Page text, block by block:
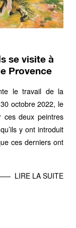
se visite à
Provence
le travail de la
octobre 2022, le
ces deux peintres
y ont introduit
ces derniers ont
LIRE LA SUITE